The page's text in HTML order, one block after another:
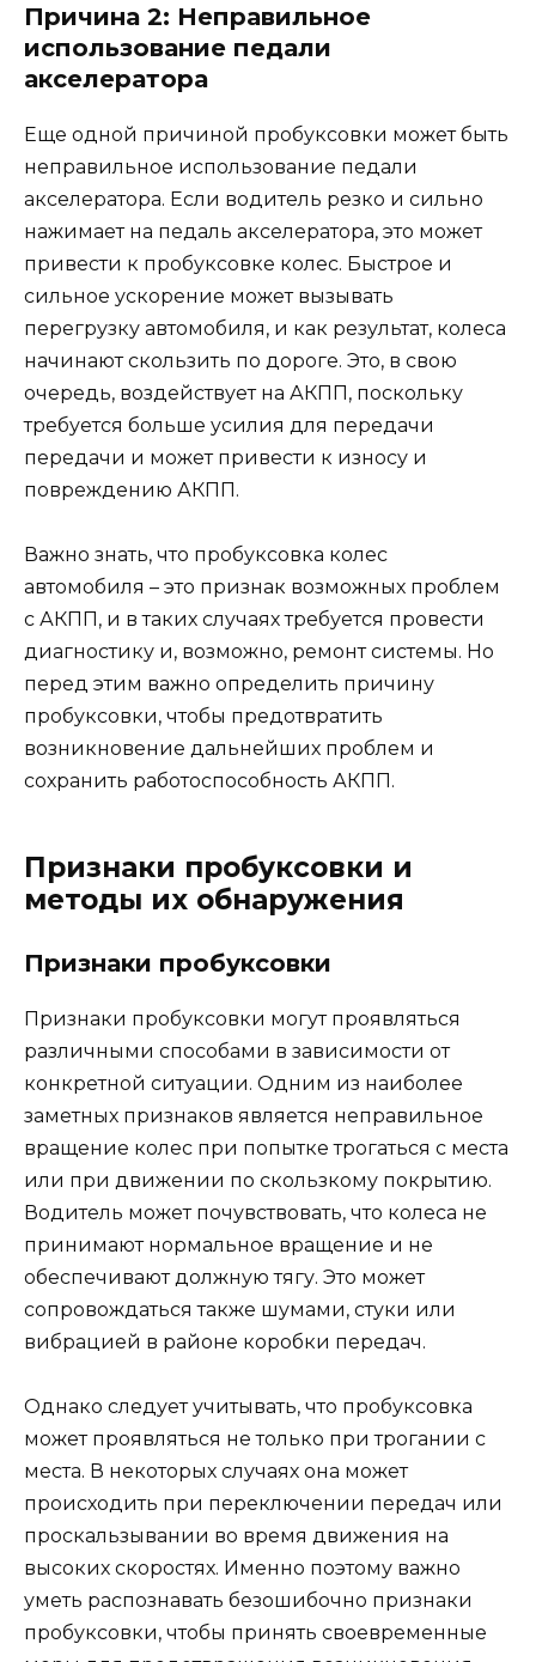
Причина 2: Неправильное
использование педали
акселератора
Еще одной причиной пробуксовки может быть
неправильное использование педали
акселератора. Если водитель резко и сильно
нажимает на педаль акселератора, это может
привести к пробуксовке колес. Быстрое и
сильное ускорение может вызывать
перегрузку автомобиля, и как результат, колеса
начинают скользить по дороге. Это, в свою
очередь, воздействует на АКПП, поскольку
требуется больше усилия для передачи
передачи и может привести к износу и
повреждению АКПП.
Важно знать, что пробуксовка колес
автомобиля – это признак возможных проблем
с АКПП, и в таких случаях требуется провести
диагностику и, возможно, ремонт системы. Но
перед этим важно определить причину
пробуксовки, чтобы предотвратить
возникновение дальнейших проблем и
сохранить работоспособность АКПП.
Признаки пробуксовки и
методы их обнаружения
Признаки пробуксовки
Признаки пробуксовки могут проявляться
различными способами в зависимости от
конкретной ситуации. Одним из наиболее
заметных признаков является неправильное
вращение колес при попытке трогаться с места
или при движении по скользкому покрытию.
Водитель может почувствовать, что колеса не
принимают нормальное вращение и не
обеспечивают должную тягу. Это может
сопровождаться также шумами, стуки или
вибрацией в районе коробки передач.
Однако следует учитывать, что пробуксовка
может проявляться не только при трогании с
места. В некоторых случаях она может
происходить при переключении передач или
проскальзывании во время движения на
высоких скоростях. Именно поэтому важно
уметь распознавать безошибочно признаки
пробуксовки, чтобы принять своевременные